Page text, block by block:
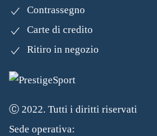
Contrassegno
Carte di credito
Ritiro in negozio
Ⓒ 2022. Tutti i diritti riservati
Sede operativa: